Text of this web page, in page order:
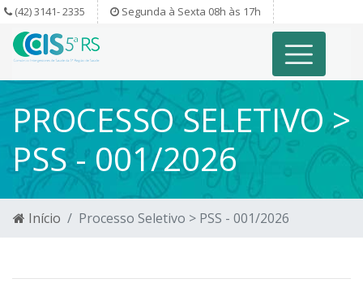
(42) 3141- 2335 Segunda à Sexta 08h às 17h
PROCESSO SELETIVO >
PSS - 001/2026
Início Processo Seletivo > PSS - 001/2026